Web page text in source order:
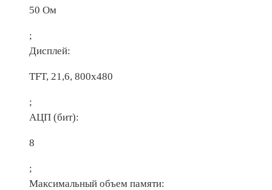
50 Ом
;
Дисплей:
TFT, 21,6, 800х480
;
АЦП (бит):
8
;
Максимальный объем памяти: